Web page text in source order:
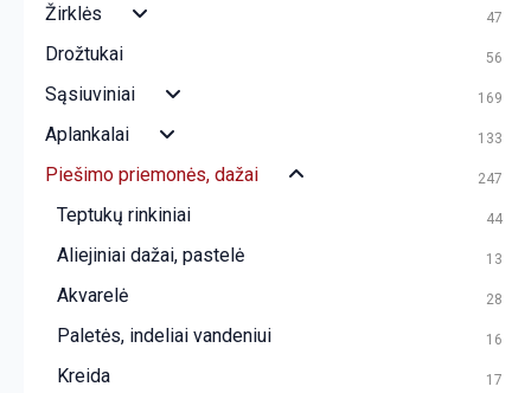
Žirklės 47
Drožtukai 56
Sąsiuviniai 169
Aplankalai 133
Piešimo priemonės, dažai 247
Teptukų rinkiniai 44
Aliejiniai dažai, pastelė 13
Akvarelė 28
Paletės, indeliai vandeniui 16
Kreida 17